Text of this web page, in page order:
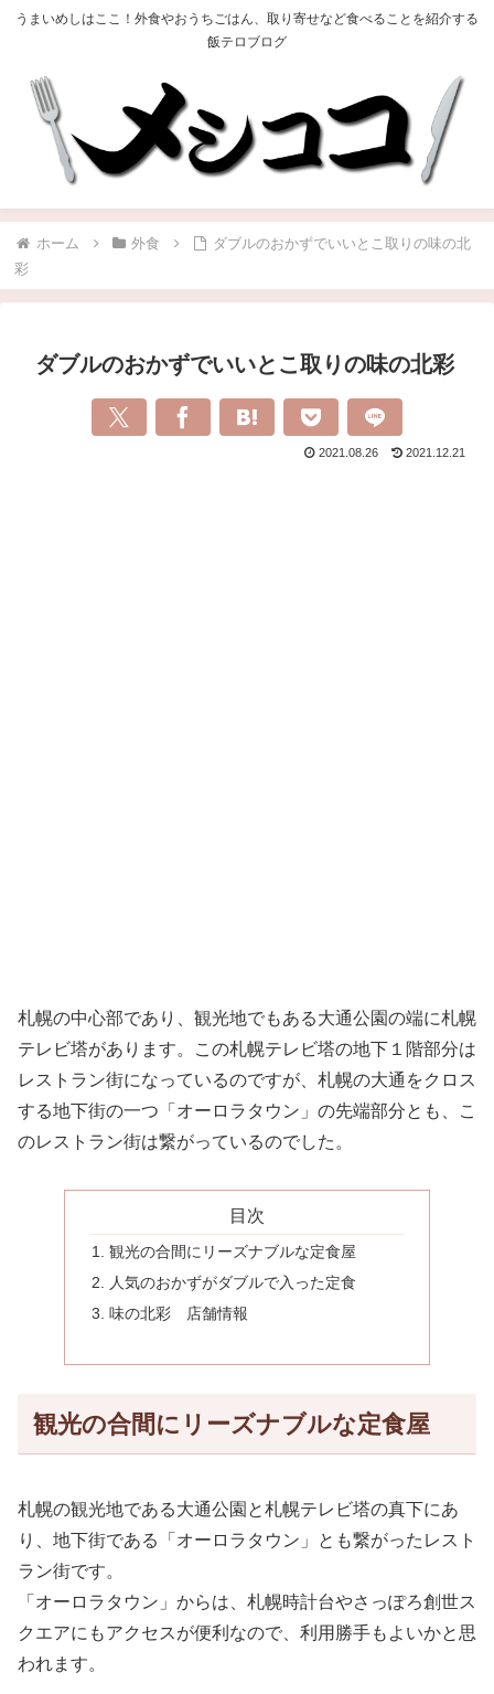
うまいめしはここ！外食やおうちごはん、取り寄せなど食べることを紹介する
飯テロブログ
ホーム 外食
ダブルのおかずでいいとこ取りの味の北
彩
ダブルのおかずでいいとこ取りの味の北彩
2021.08.26 2021.12.21
札幌の中心部であり、観光地でもある大通公園の端に札幌
テレビ塔があります。この札幌テレビ塔の地下１階部分は
レストラン街になっているのですが、札幌の大通をクロス
する地下街の一つ「オーロラタウン」の先端部分とも、こ
のレストラン街は繋がっているのでした。
目次
観光の合間にリーズナブルな定食屋
人気のおかずがダブルで入った定食
味の北彩 店舗情報
観光の合間にリーズナブルな定食屋
札幌の観光地である大通公園と札幌テレビ塔の真下にあ
り、地下街である「オーロラタウン」とも繋がったレスト
ラン街です。
「オーロラタウン」からは、札幌時計台やさっぽろ創世ス
クエアにもアクセスが便利なので、利用勝手もよいかと思
われます。